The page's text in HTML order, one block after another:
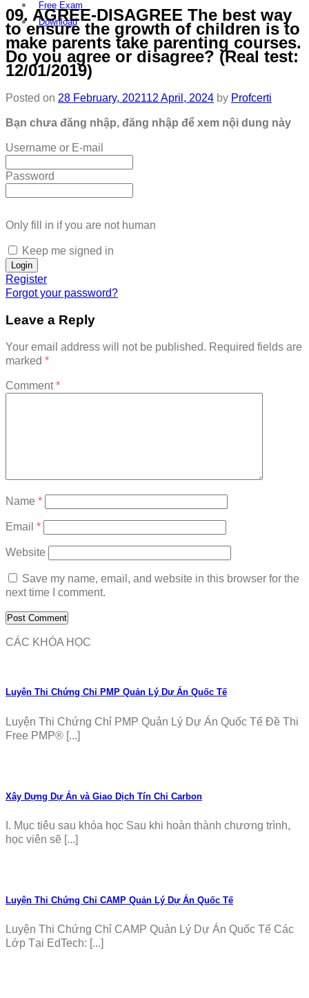
Free Exam
Download
09. AGREE-DISAGREE The best way
to ensure the growth of children is to
make parents take parenting courses.
Do you agree or disagree? (Real test:
12/01/2019)
Posted on 28 February, 202112 April, 2024 by Profcerti
Bạn chưa đăng nhập, đăng nhập để xem nội dung này
Username or E-mail
Password
Only fill in if you are not human
Keep me signed in
Register
Forgot your password?
Leave a Reply
Your email address will not be published. Required fields are
marked *
Comment*
Name *
Email *
Website
Save my name, email, and website in this browser for the
next time I comment.
CÁC KHÓA HỌC
Luyện Thi Chứng Chỉ PMP Quản Lý Dự Án Quốc Tế
Luyện Thi Chứng Chỉ PMP Quản Lý Dự Án Quốc Tế Đề Thi
Free PMP® [...]
Xây Dựng Dự Án và Giao Dịch Tín Chỉ Carbon
I. Mục tiêu sau khóa học Sau khi hoàn thành chương trình,
học viên sẽ [...]
Luyện Thi Chứng Chỉ CAMP Quản Lý Dự Án Quốc Tế
Luyện Thi Chứng Chỉ CAMP Quản Lý Dự Án Quốc Tế Các
Lớp Tại EdTech: [...]